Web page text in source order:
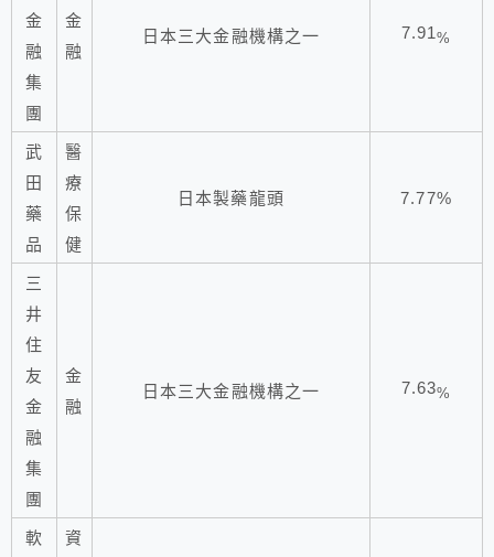
金
融
集
團
金
融
日本三大金融機構之一 7.91%
武
田
藥
品
醫
療
保
健
日本製藥龍頭 7.77%
三
井
住
友
金
融
集
團
金
融
日本三大金融機構之一 7.63%
軟
資